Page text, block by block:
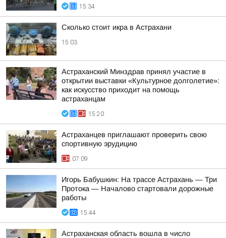
15:34
Сколько стоит икра в Астрахани
15:03
Астраханский Минздрав принял участие в
открытии выставки «Культурное долголетие»:
как искусство приходит на помощь
астраханцам
15:20
Астраханцев приглашают проверить свою
спортивную эрудицию
07:09
Игорь Бабушкин: На трассе Астрахань — Три
Протока — Началово стартовали дорожные
работы
15:44
Астраханская область вошла в число